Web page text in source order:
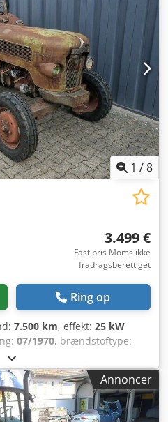
1 /8
3.499 €
Fast pris Moms ikke
fradragsberettiget
Ring op
7.500 km, effekt: 25 kW
07/1970, brændstoftype:
, farve:
, antal sæder:2, driftstimer:
cm³, 2 siddepladser,
ingen rust, sikkerhedsbøjle,
fungerer. Tilladt
Annoncer